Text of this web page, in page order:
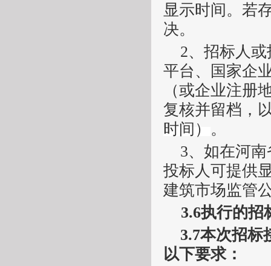
显示时间。若
决。
2、招标人
平台、国家企
（或企业注册
复核并留档，
时间） 。
3、 如在河
投标人可提供
建筑市场监管
3.6执行的招
3.7本次招标
以下要求：